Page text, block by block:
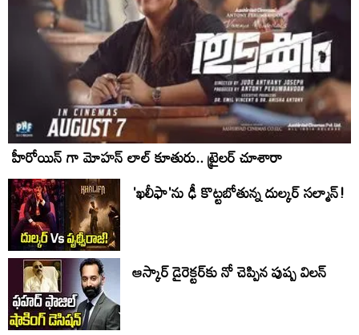
హీరోయిన్ గా మోహన్ లాల్ కూతురు.. ట్రైలర్ చూశారా
'ఖలీఫా'ను ఢీ కొట్టబోతున్న దుల్కర్ సల్మాన్!
ఆస్కార్ డైరెక్టర్‌కు నో చెప్పిన పుష్ప విలన్